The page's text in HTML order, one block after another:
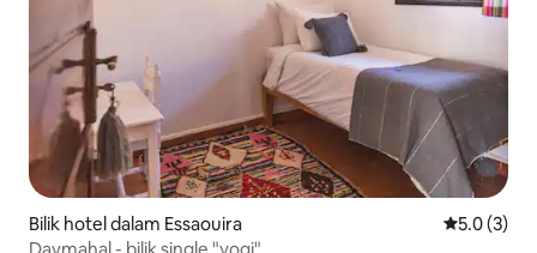
Bilik hotel dalam Essaouira Penarafan
5.0 (3)
Davmahal - bilik single "yogi"